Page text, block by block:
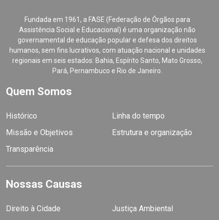
Fundada em 1961, a FASE (Federação de Órgãos para
Assistência Social e Educacional) é uma organização não
governamental de educação popular e defesa dos direitos
humanos, sem fins lucrativos, com atuação nacional e unidades
regionais em seis estados: Bahia, Espírito Santo, Mato Grosso,
Pará, Pernambuco e Rio de Janeiro.
Quem Somos
Histórico
Linha do tempo
Missão e Objetivos
Estrutura e organização
Transparência
Nossas Causas
Direito à Cidade
Justiça Ambiental